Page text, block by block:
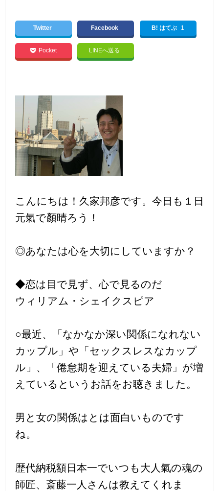
Twitter Facebook B! はてぶ 1
Pocket LINEへ送る
こんにちは！久家邦彦です。今日も１日
元氣で顏晴ろう！
◎あなたは心を大切にしていますか？
◆恋は目で見ず、心で見るのだ
ウィリアム・シェイクスピア
○最近、「なかなか深い関係になれない
カップル」や「セックスレスなカップ
ル」、「倦怠期を迎えている夫婦」が増
えているというお話をお聴きました。
男と女の関係はとは面白いものです
ね。
歴代納税額日本一でいつも大人氣の魂の
師匠、斎藤一人さんは教えてくれま